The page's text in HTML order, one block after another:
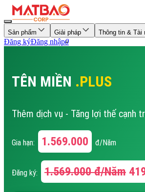
Sản phẩm Giải pháp Thông tin & Tài
Đăng kýĐăng nhập0
TÊN MIỀN .PLUS
Thêm dịch vụ - Tăng lợi thế cạnh
Gia hạn: 1.569.000 đ/Năm
Đăng ký: 1.569.000 đ/Năm